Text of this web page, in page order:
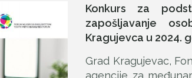
Konkurs za
zapošljavanje
Kragujevca u 2024.
Grad Kragujevac,
agencije za